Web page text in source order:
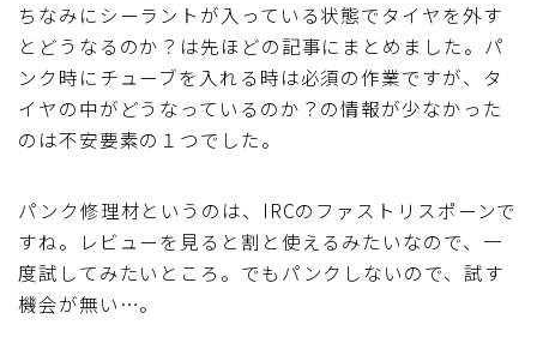
ちなみにシーラントが入っている状態でタイヤを外す
とどうなるのか？は先ほどの記事にまとめました。パ
ンク時にチューブを入れる時は必須の作業ですが、タ
イヤの中がどうなっているのか？の情報が少なかった
のは不安要素の１つでした。
パンク修理材というのは、IRCのファストリスポーンで
すね。レビューを見ると割と使えるみたいなので、一
度試してみたいところ。でもパンクしないので、試す
機会が無い…。